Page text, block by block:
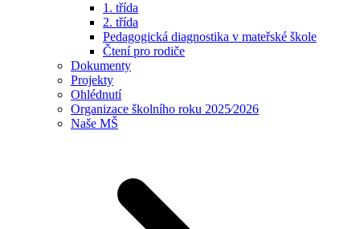
1. třída
2. třída
Pedagogická diagnostika v mateřské škole
Čtení pro rodiče
Dokumenty
Projekty
Ohlédnutí
Organizace školního roku 2025⁄2026
Naše MŠ